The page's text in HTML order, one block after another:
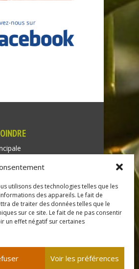
utilisons des technologies telles que les
des appareils. Le fait de
de traiter des données telles que le
sur ce site. Le fait de ne pas consentir
un effet négatif sur certaines
Voir les préférences
451-5203
:
générale :